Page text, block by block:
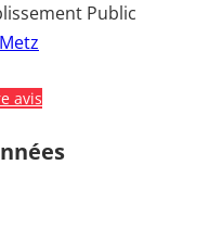
Public
avis